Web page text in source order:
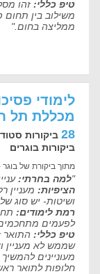
טיפ כללי: זהו
משילוב בין תחום
ממליצה בחום."
לימודי
מכללת תל
28 ביקורות
ביקורות בוגרים
מתוך ביקורת של בוגר - שני ד.
"למה בחרתי:
הציפיות: מעניין
ושיטות- יש סוג
רמת לימודים:
לפעמים
טיפ כללי: התואר
שממש לא מעניין
מעוניינים
חלופות לתואר